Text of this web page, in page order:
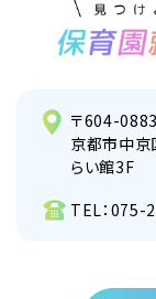
〒604-0883
京都市中
らい館3F
TEL： 075-